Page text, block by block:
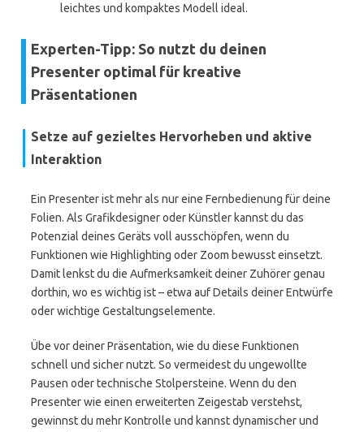
leichtes und kompaktes Modell ideal.
Experten-Tipp: So nutzt du deinen
Presenter optimal für kreative
Präsentationen
Setze auf gezieltes Hervorheben und aktive
Interaktion
Ein Presenter ist mehr als nur eine Fernbedienung für deine
Folien. Als Grafikdesigner oder Künstler kannst du das
Potenzial deines Geräts voll ausschöpfen, wenn du
Funktionen wie Highlighting oder Zoom bewusst einsetzt.
Damit lenkst du die Aufmerksamkeit deiner Zuhörer genau
dorthin, wo es wichtig ist – etwa auf Details deiner Entwürfe
oder wichtige Gestaltungselemente.
Übe vor deiner Präsentation, wie du diese Funktionen
schnell und sicher nutzt. So vermeidest du ungewollte
Pausen oder technische Stolpersteine. Wenn du den
Presenter wie einen erweiterten Zeigestab verstehst,
gewinnst du mehr Kontrolle und kannst dynamischer und